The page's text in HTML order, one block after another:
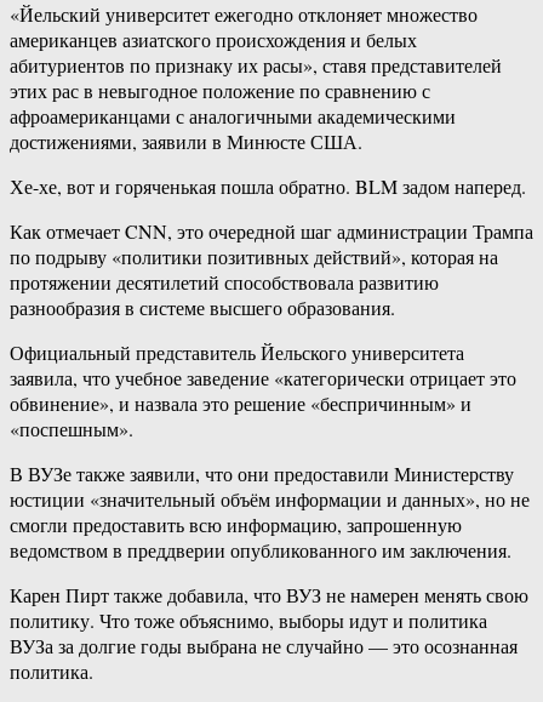
«Йельский университет ежегодно отклоняет множество
американцев азиатского происхождения и белых
абитуриентов по признаку их расы», ставя представителей
этих рас в невыгодное положение по сравнению с
афроамериканцами с аналогичными академическими
достижениями, заявили в Минюсте США.
Хе-хе, вот и горяченькая пошла обратно. BLM задом наперед.
Как отмечает CNN, это очередной шаг администрации Трампа
по подрыву «политики позитивных действий», которая на
протяжении десятилетий способствовала развитию
разнообразия в системе высшего образования.
Официальный представитель Йельского университета
заявила, что учебное заведение «категорически отрицает это
обвинение», и назвала это решение «беспричинным» и
«поспешным».
В ВУЗе также заявили, что они предоставили Министерству
юстиции «значительный объём информации и данных», но не
смогли предоставить всю информацию, запрошенную
ведомством в преддверии опубликованного им заключения.
Карен Пирт также добавила, что ВУЗ не намерен менять свою
политику. Что тоже объяснимо, выборы идут и политика
ВУЗа за долгие годы выбрана не случайно — это осознанная
политика.